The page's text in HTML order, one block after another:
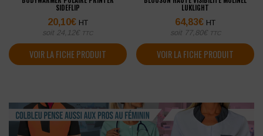
SIDEFLIP
20,10€ HT
soit 24,12€ TTC
VOIR LA FICHE PRODUIT
LUKLIGHT
64,83€ HT
soit 77,80€ TTC
VOIR LA FICHE PRODUIT